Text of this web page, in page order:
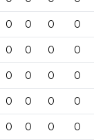
0 0 0 0
0 0 0 0
0 0 0 0
0 0 0 0
0 0 0 0